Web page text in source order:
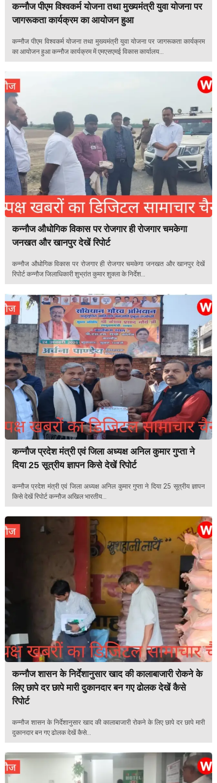
कन्नौज पीएम विश्वकर्म योजना तथा मुख्यमंत्री युवा योजना पर
जागरूकता कार्यक्रम का आयोजन हुआ
कन्नौज पीएम विश्वकर्म योजना तथा मुख्यमंत्री युवा योजना पर जागरूकता कार्यक्रम
का आयोजन हुआ कन्नौज कार्यक्रम में एमएसएमई विकास कार्यालय...
कन्नौज औधोगिक विकास पर रोजगार ही रोजगार चमकेगा
जनखत और खानपुर देखें रिपोर्ट
कन्नौज औधोगिक विकास पर रोजगार ही रोजगार चमकेगा जनखत और खानपुर देखें
रिपोर्ट कन्नौज जिलाधिकारी शुभ्रांत कुमार शुक्ला के निर्देश...
कन्नौज प्रदेश मंत्री एवं जिला अध्यक्ष अनिल कुमार गुप्ता ने
दिया 25 सूत्रीय ज्ञापन किसे देखें रिपोर्ट
कन्नौज प्रदेश मंत्री एवं जिला अध्यक्ष अनिल कुमार गुप्ता ने दिया 25 सूत्रीय ज्ञापन
किसे देखें रिपोर्ट कन्नौज अखिल भारतीय...
कन्नौज शासन के निर्देशानुसार खाद की कालाबाजारी रोकने के
लिए छापे दर छापे मारी दुकानदार बन गए ढोलक देखें कैसे
रिपोर्ट
कन्नौज शासन के निर्देशानुसार खाद की कालाबाजारी रोकने के लिए छापे दर छापे मारी
दुकानदार बन गए ढोलक देखें कैसे...